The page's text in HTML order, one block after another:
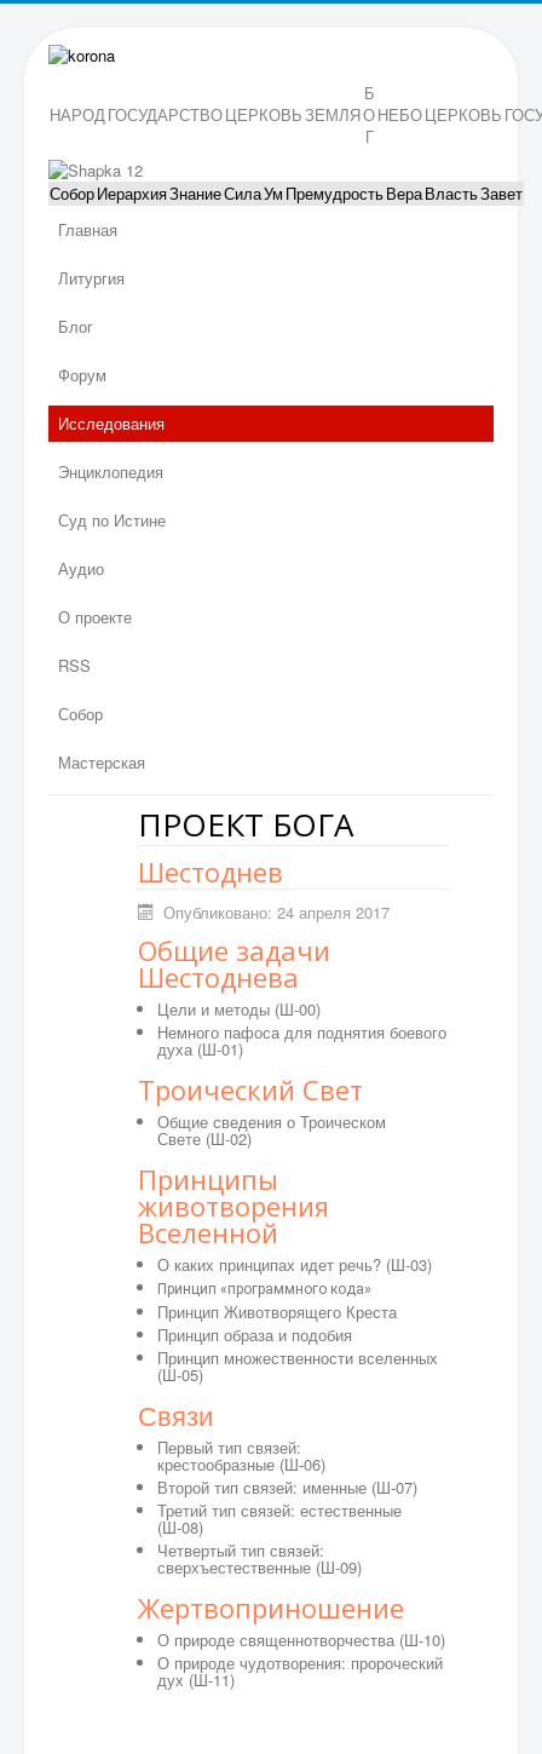
НАРОДГОСУДАРСТВОЦЕРКОВЬЗЕМЛЯ
Б
О
Г
НЕБОЦЕРКОВЬ
СоборИерархияЗнаниеСилаУм ПремудростьВераВластьЗавет
Главная
Литургия
Блог
Форум
Исследования
Энциклопедия
Суд по Истине
Аудио
О проекте
RSS
Собор
Мастерская
ПРОЕКТ БОГА
Шестоднев
Опубликовано: 24 апреля 2017
Общие задачи
Шестоднева
Цели и методы (Ш-00)
Немного пафоса для поднятия боевого
духа (Ш-01)
Троический Свет
Общие сведения о Троическом
Свете (Ш-02)
Принципы
животворения
Вселенной
О каких принципах идет речь? (Ш-03)
Принцип «программного кода»
Принцип Животворящего Креста
Принцип образа и подобия
Принцип множественности вселенных
(Ш-05)
Связи
Первый тип связей:
крестообразные (Ш-06)
Второй тип связей: именные (Ш-07)
Третий тип связей: естественные
(Ш-08)
Четвертый тип связей:
сверхъестественные (Ш-09)
Жертвоприношение
О природе священнотворчества (Ш-10)
О природе чудотворения: пророческий
дух (Ш-11)